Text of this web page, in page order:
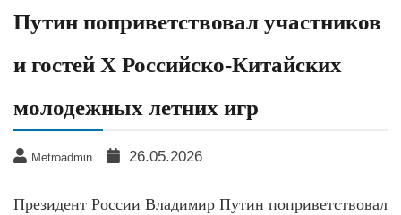
Путин поприветствовал участников
и гостей Х Российско-Китайских
молодежных летних игр
Metroadmin 26.05.2026
Президент России Владимир Путин поприветствовал